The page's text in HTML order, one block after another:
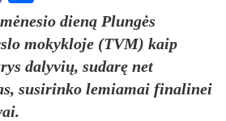
dieną Plungės
mokykloje (TVM) kaip
dalyvių, sudarę net
susirinko lemiamai finalinei